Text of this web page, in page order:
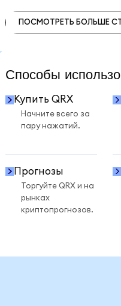
ПОСМОТРЕТЬ БОЛЬШЕ
Способы
Купить QRX
Начните всего за
пару нажатий.
Прогнозы
Торгуйте QRX и на
рынках
криптопрогнозов.